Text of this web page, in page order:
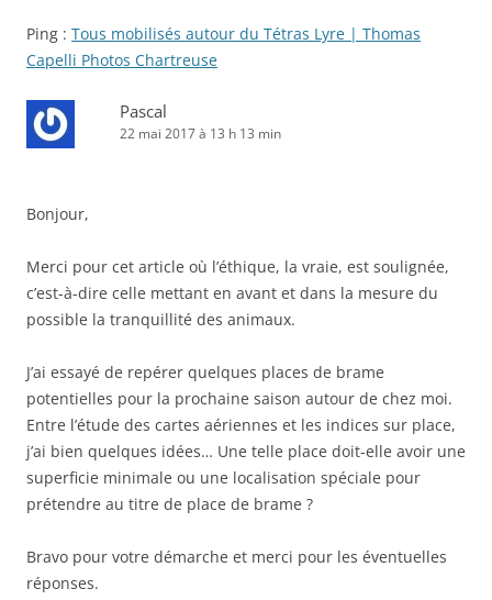
Ping : Tous mobilisés autour du Tétras Lyre | Thomas
Capelli Photos Chartreuse
Pascal
22 mai 2017 à 13 h 13 min
Bonjour,
Merci pour cet article où l’éthique, la vraie, est soulignée,
c’est-à-dire celle mettant en avant et dans la mesure du
possible la tranquillité des animaux.
J’ai essayé de repérer quelques places de brame
potentielles pour la prochaine saison autour de chez moi.
Entre l’étude des cartes aériennes et les indices sur place,
j’ai bien quelques idées… Une telle place doit-elle avoir une
superficie minimale ou une localisation spéciale pour
prétendre au titre de place de brame ?
Bravo pour votre démarche et merci pour les éventuelles
réponses.